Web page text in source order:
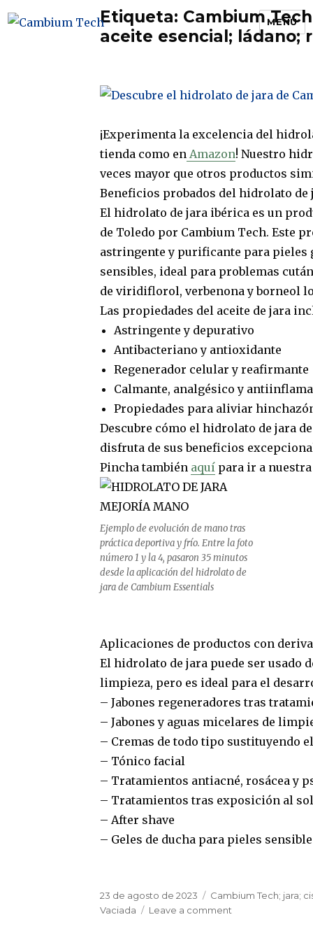
MENU
Etiqueta: Cambium
aceite esencial; ládano;
¡Experimenta la excelencia del
tienda como en Amazon! Nuestro
veces mayor que otros productos
Beneficios probados del hidrolato de
El hidrolato de jara ibérica es un
de Toledo por Cambium Tech. Este
astringente y purificante para pieles
sensibles, ideal para problemas
de viridiflorol, verbenona y borneol
Las propiedades del aceite de jara
Astringente y depurativo
Antibacteriano y antioxidante
Regenerador celular y reafirmante
Calmante, analgésico y
Propiedades para aliviar
Descubre cómo el hidrolato de jara
disfruta de sus beneficios
Pincha también aquí para ir a
Ejemplo de evolución de mano tras
práctica deportiva y frío. Entre la foto
número 1 y la 4, pasaron 35 minutos
desde la aplicación del hidrolato de
jara de Cambium Essentials
Aplicaciones de productos con
El hidrolato de jara puede ser usado
limpieza, pero es ideal para el
– Jabones regeneradores tras
– Jabones y aguas micelares de
– Cremas de todo tipo sustituyendo
– Tónico facial
– Tratamientos antiacné, rosácea y
– Tratamientos tras exposición al
– After shave
– Geles de ducha para pieles
Posted
on
23 de agosto de 2023 Tags
Cambium Tech; jara;
Vaciada
Leave a comment